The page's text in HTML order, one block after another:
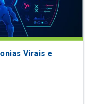
Virais e